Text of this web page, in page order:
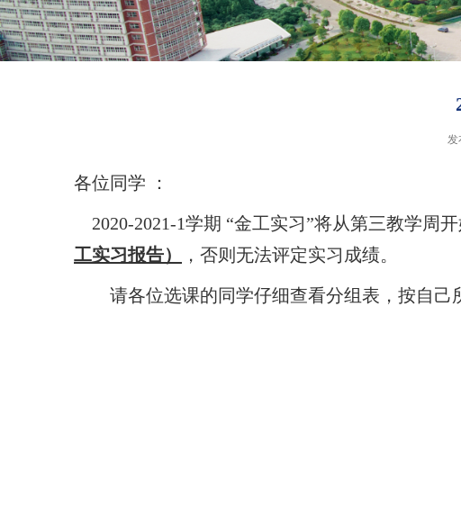
发
各位同学 ：
2020-2021-1学期 “金工实习”将从第三教学周
工实习报告）
，否则无法评定实习成绩。
请各位选课的同学仔细查看分组表，按自己